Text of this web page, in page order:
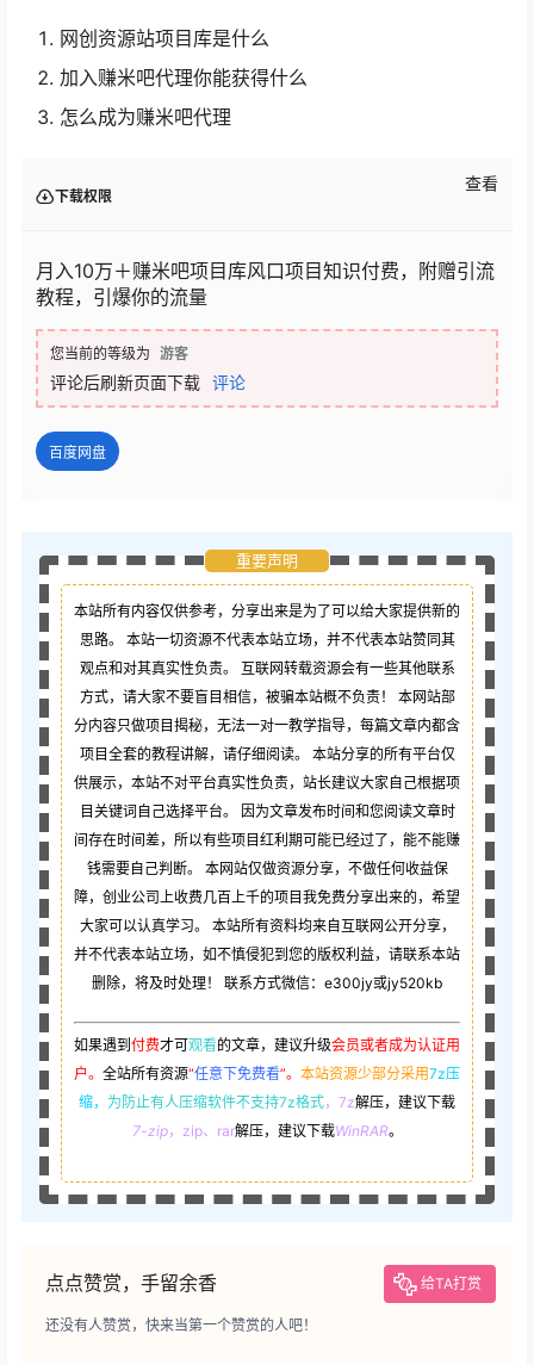
网创资源站项目库是什么
加入赚米吧代理你能获得什么
怎么成为赚米吧代理
下载权限
查看
月入10万＋赚米吧项目库风口项目知识付费，附赠引流
教程，引爆你的流量
您当前的等级为 游客
评论后刷新页面下载 评论
百度网盘
重要声明
本站所有内容仅供参考，分享出来是为了可以给大家提供新的
思路。 本站一切资源不代表本站立场，并不代表本站赞同其
观点和对其真实性负责。 互联网转载资源会有一些其他联系
方式，请大家不要盲目相信，被骗本站概不负责！ 本网站部
分内容只做项目揭秘，无法一对一教学指导，每篇文章内都含
项目全套的教程讲解，请仔细阅读。 本站分享的所有平台仅
供展示，本站不对平台真实性负责，站长建议大家自己根据项
目关键词自己选择平台。 因为文章发布时间和您阅读文章时
间存在时间差，所以有些项目红利期可能已经过了，能不能赚
钱需要自己判断。 本网站仅做资源分享，不做任何收益保
障，创业公司上收费几百上千的项目我免费分享出来的，希望
大家可以认真学习。 本站所有资料均来自互联网公开分享，
并不代表本站立场，如不慎侵犯到您的版权利益，请联系本站
删除，将及时处理！ 联系方式微信：e300jy或jy520kb
如果遇到 付费才可观看的文章，建议升级会员或者成为认证用
户。 全站所有资源“任意下免费看”。 本站资源少部分采用7z压
缩， 为防止有人压缩软件不支持7z格式，7z解压，建议下载
7-zip，zip、rar解压，建议下载WinRAR。
点点赞赏，手留余香 给TA打赏
还没有人赞赏，快来当第一个赞赏的人吧！